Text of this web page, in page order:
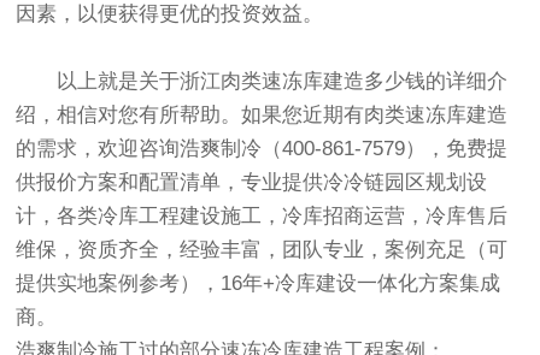
因素，以便获得更优的投资效益。
以上就是关于浙江肉类速冻库建造多少钱的详细介
绍，相信对您有所帮助。如果您近期有肉类速冻库建造
的需求，欢迎咨询浩爽制冷（400-861-7579），免费提
供报价方案和配置清单，专业提供冷冷链园区规划设
计，各类冷库工程建设施工，冷库招商运营，冷库售后
维保，资质齐全，经验丰富，团队专业，案例充足（可
提供实地案例参考），16年+冷库建设一体化方案集成
商。
浩爽制冷施工过的部分速冻冷库建造工程案例：